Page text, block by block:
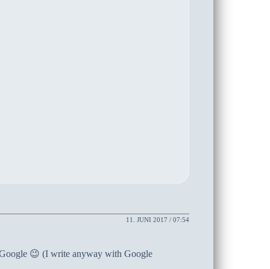
11. JUNI 2017 / 07:54
😉 (I write anyway with Google